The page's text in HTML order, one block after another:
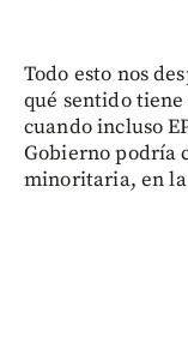
Todo esto nos
qué sentido
cuando incluso
Gobierno podría
minoritaria, en la